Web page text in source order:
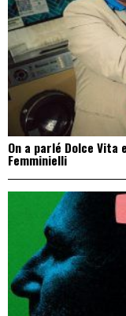
On a parlé Dolce
Femminielli